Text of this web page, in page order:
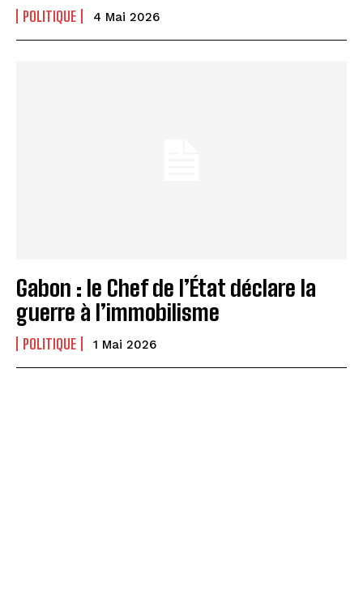
POLITIQUE 4 Mai 2026
Gabon : le Chef de l’État déclare la
guerre à l’immobilisme
POLITIQUE 1 Mai 2026